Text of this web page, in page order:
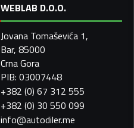
WEBLAB D.O.O.
Jovana Tomaševića 1,
Bar, 85000
Crna Gora
PIB: 03007448
+382 (0) 67 312 555
+382 (0) 30 550 099
info@autodiler.me